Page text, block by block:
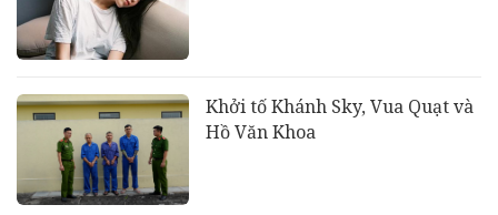
Khởi tố Khánh Sky, Vua Quạt và
Hồ Văn Khoa